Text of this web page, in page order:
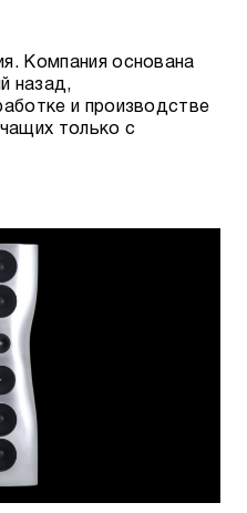
Компания основана
назад,
и производстве
только с